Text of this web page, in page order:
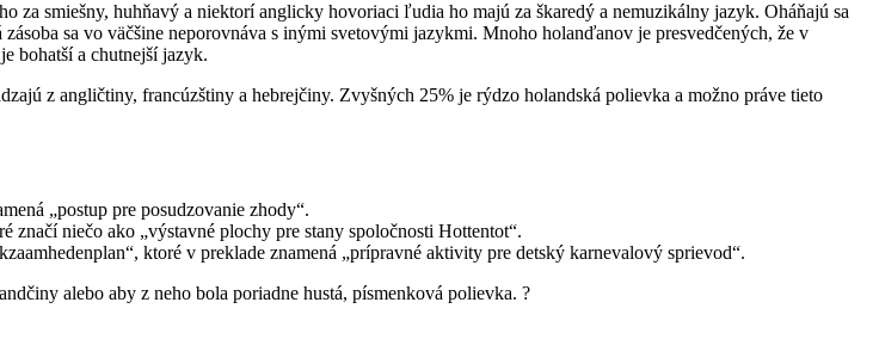
smiešny, huhňavý a niektorí anglicky hovoriaci ľudia ho majú za škaredý a nemuzikálny jazyk. Oháňajú sa
sa vo väčšine neporovnáva s inými svetovými jazykmi. Mnoho holanďanov je presvedčených, že v
bohatší a chutnejší jazyk.
z angličtiny, francúzštiny a hebrejčiny. Zvyšných 25% je rýdzo holandská polievka a možno práve tieto
„postup pre posudzovanie zhody“.
značí niečo ako „výstavné plochy pre stany spoločnosti Hottentot“.
ktoré v preklade znamená „prípravné aktivity pre detský karnevalový sprievod“.
alebo aby z neho bola poriadne hustá, písmenková polievka. ?